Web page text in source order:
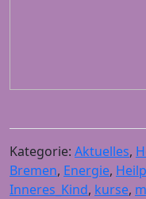
Kategorie: Aktuelles,
Bremen, Energie,
Inneres_Kind, kurse,